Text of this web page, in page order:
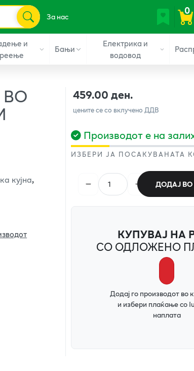
За нас 0
и
Бањи
Електрика и
водовод
кујна,
459.00 ден.
цените се со вклучено ДДВ
Производот е на
ИЗБЕРИ ЈА ПОСАКУВАНАТА
ДОДАЈ
КУПУВАЈ НА
СО ОДЛОЖЕНО
Додај го производот во
и избери плаќање со
наплата